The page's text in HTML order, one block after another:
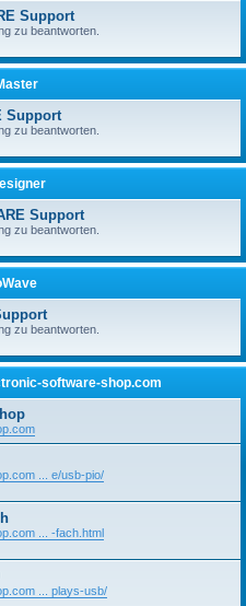
Support
zu beantworten.
Support
zu beantworten.
Support
zu beantworten.
zu beantworten.
software-shop.com
... e/usb-pio/
... -fach.html
... plays-usb/